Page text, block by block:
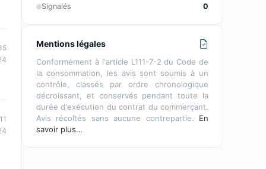
Signalés
0
Mentions légales
Conformément à l'article L111-7-2 du Code de
la consommation, les avis sont soumis à un
contrôle, classés par ordre chronologique
décroissant, et conservés pendant toute la
durée d'exécution du contrat du commerçant.
Avis récoltés sans aucune contrepartie. En
savoir plus…